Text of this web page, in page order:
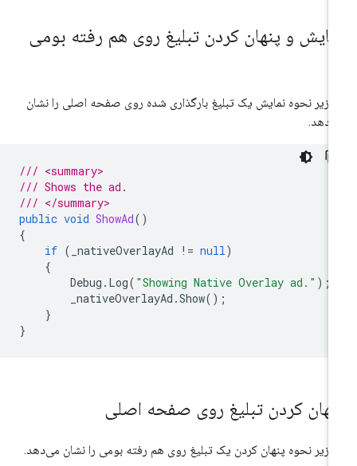
و پنهان کردن تبلیغ روی هم رفته بومی
زیر نحوه نمایش یک تبلیغ بارگذاری شده روی صفحه اصلی را نشان
/// <summary>
/// Shows the ad.
/// </summary>
public void ShowAd
if
(_nativeOverlayAd != null
Debug.Log("Showing Native Overlay ad."
_nativeOverlayAd.Show
کردن تبلیغ روی صفحه اصلی
زیر نحوه پنهان کردن یک تبلیغ روی هم رفته بومی را نشان می‌دهد.